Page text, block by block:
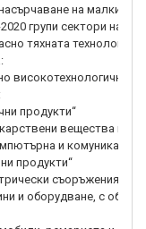
на малките и
групи сектори на
тяхната технологична
високотехнологични
продукти“
вещества и
и
продукти“
съоръжения“
и оборудване, с общо и